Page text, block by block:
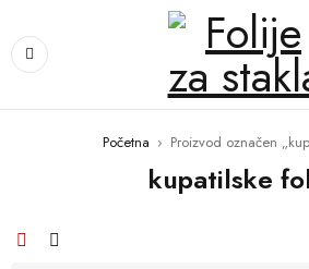
Početna › Proizvod označen
kupatilske